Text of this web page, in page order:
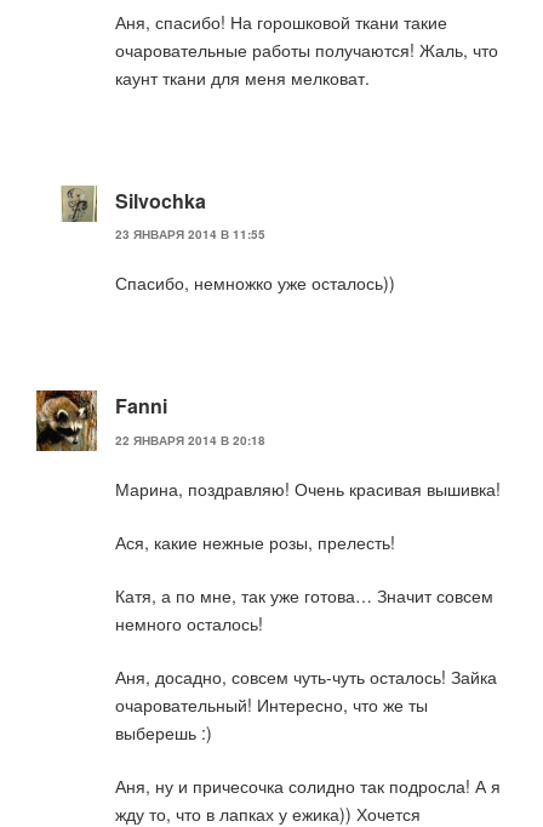
Аня, спасибо! На горошковой ткани такие
очаровательные работы получаются! Жаль, что
каунт ткани для меня мелковат.
Silvochka
23 ЯНВАРЯ 2014 В 11:55
Спасибо, немножко уже осталось))
Fanni
22 ЯНВАРЯ 2014 В 20:18
Марина, поздравляю! Очень красивая вышивка!
Ася, какие нежные розы, прелесть!
Катя, а по мне, так уже готова… Значит совсем
немного осталось!
Аня, досадно, совсем чуть-чуть осталось! Зайка
очаровательный! Интересно, что же ты
выберешь :)
Аня, ну и причесочка солидно так подросла! А я
жду то, что в лапках у ежика)) Хочется